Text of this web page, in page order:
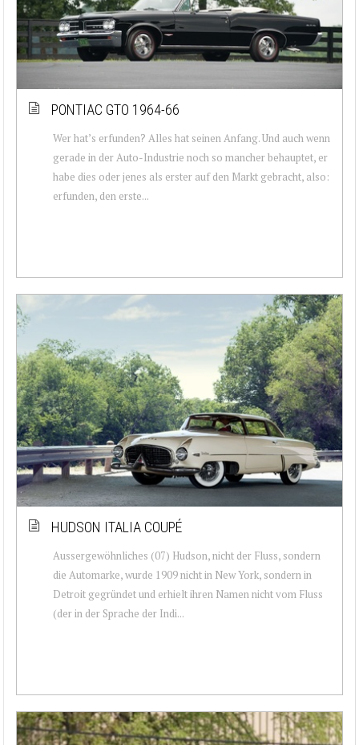
PONTIAC GTO 1964-66
Wer hat’s erfunden? Alles hat seinen Anfang. Und auch wenn
gerade in der Auto-Industrie noch so mancher behauptet, er
habe dies oder jenes als erster auf den Markt gebracht, also:
erfunden, den erste...
HUDSON ITALIA COUPÉ
Aussergewöhnliches (07) Hudson, nicht der Fluss, sondern
die Automarke, wurde 1909 nicht in New York, sondern in
Detroit gegründet und erhielt ihren Namen nicht vom Fluss
(der in der Sprache der Indi...